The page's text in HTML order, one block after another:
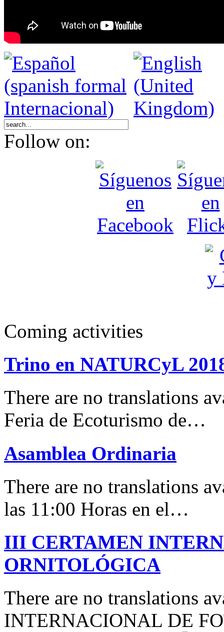
Follow on:
Coming activities
Trino en NATURCyL
There are no translations
Feria de Ecoturismo de…
Asamblea Ordinaria
There are no translations
las 11:00 Horas en el…
III CERTAMEN
ORNITOLÓGICA
There are no translations
INTERNACIONAL DE